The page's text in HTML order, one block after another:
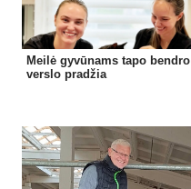
Meilė gyvūnams tapo bendro
verslo pradžia